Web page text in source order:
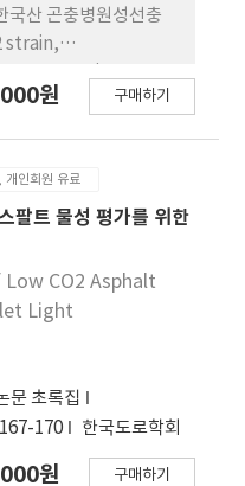
국산 곤충병원성선충
strain,
S. carpocapsae
수행하였다. 누에에
을 조사한 결과 누에의
이나 종에 따라 상이한
에 대해서는
원성이 높았고, 1령충
선충의 병원성이
충에 유해하여 노출 60
다. UV-C 조사는 곤충
향을 미쳐 노출 10분 후
6.7% 이하의 보정사
무밭(UV량: 2.3mW/
원 구매하기
개인회원 유료
팔트 물성 평가를 위한
CO2 Asphalt
Light
문 초록집
170 한국도로학회
원 구매하기